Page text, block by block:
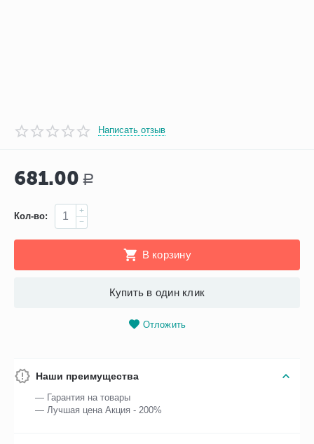
Написать отзыв
681.00 Р
Кол-во:
+
−
В корзину
Купить в один клик
Отложить
Наши преимущества
— Гарантия на товары
— Лучшая цена Акция - 200%